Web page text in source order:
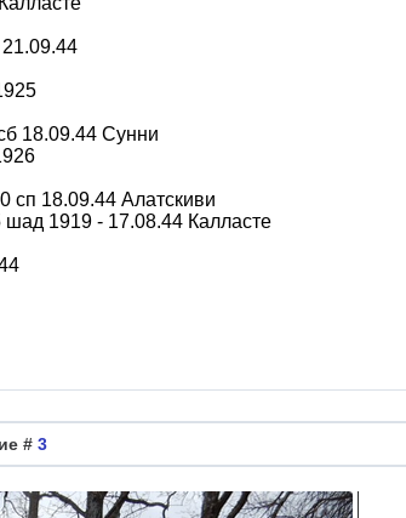
18.09.44 Сунни
18.09.44 Алатскиви
1919 - 17.08.44 Калласте
# 3